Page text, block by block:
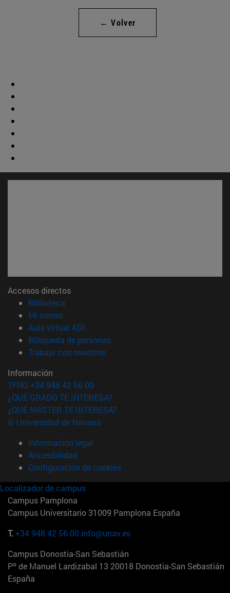
← Volver
Accesos directos
Biblioteca
Mi correo(abre en nueva ventana)
Aula virtual ADI
Búsqueda de personas(abre en nueva ventana)
Trabaja con nosotros(abre en nueva ventana)
Información
TFNO +34 948 42 56 00
¿QUÉ GRADO TE INTERESA?
¿QUÉ MÁSTER TE INTERESA?
© Universidad de Navarra
Información legal
Accesibilidad
Configuración de cookies
Localizador de campus
Campus Pamplona
Campus Universitario 31009 Pamplona España
T.+34 948 42 56 00 info@unav.es
Campus Donostia-San Sebastián
Pº de Manuel Lardizabal 13 20018 Donostia-San Sebastián
España